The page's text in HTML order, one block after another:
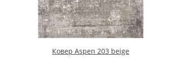
Ковер Aspen 203 beige